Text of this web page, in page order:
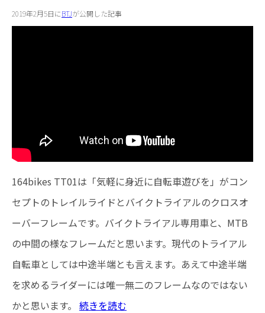
2019年2月5日にBTJが公開した記事
164bikes TT01は「気軽に身近に自転車遊びを」がコン
セプトのトレイルライドとバイクトライアルのクロスオ
ーバーフレームです。バイクトライアル専用車と、MTB
の中間の様なフレームだと思います。現代のトライアル
自転車としては中途半端とも言えます。あえて中途半端
を求めるライダーには唯一無二のフレームなのではない
かと思います。 続きを読む